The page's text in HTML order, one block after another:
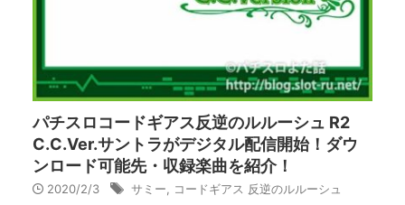
パチスロコードギアス反逆のルルーシュ R2
C.C.Ver.サントラがデジタル配信開始！ダウ
ンロード可能先・収録楽曲を紹介！
2020/2/3 サミー, コードギアス 反逆のルルーシュ